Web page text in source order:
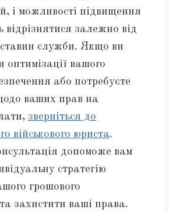
і можливості підвищення
залежно від
служби. Якщо ви
вашого
або потребуєте
ваших прав на
зверніться до
військового юриста.
допоможе вам
стратегію
грошового
захистити ваші права.